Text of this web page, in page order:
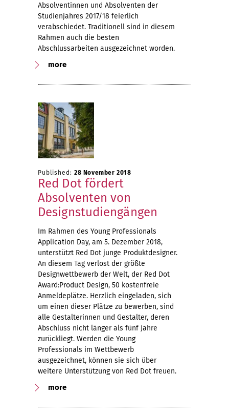
Absolventinnen und Absolventen der
Studienjahres 2017/18 feierlich
verabschiedet. Traditionell sind in diesem
Rahmen auch die besten
Abschlussarbeiten ausgezeichnet worden.
more
Published: 28 November 2018
Red Dot fördert
Absolventen von
Designstudiengängen
Im Rahmen des Young Professionals
Application Day, am 5. Dezember 2018,
unterstützt Red Dot junge Produktdesigner.
An diesem Tag verlost der größte
Designwettbewerb der Welt, der Red Dot
Award:Product Design, 50 kostenfreie
Anmeldeplätze. Herzlich eingeladen, sich
um einen dieser Plätze zu bewerben, sind
alle Gestalterinnen und Gestalter, deren
Abschluss nicht länger als fünf Jahre
zurückliegt. Werden die Young
Professionals im Wettbewerb
ausgezeichnet, können sie sich über
weitere Unterstützung von Red Dot freuen.
more